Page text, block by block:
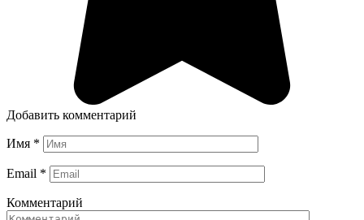
Добавить комментарий
Имя *
Email *
Комментарий